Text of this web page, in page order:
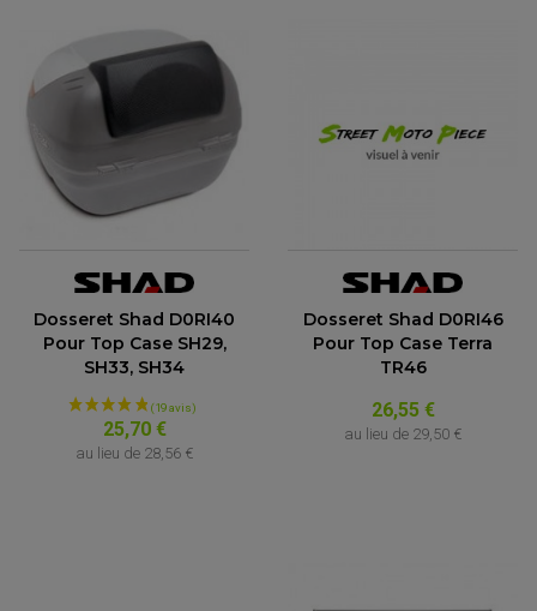
Dosseret Shad D0RI40
Pour Top Case SH29,
SH33, SH34
25,70 €
au lieu de 28,56 €
Dosseret Shad D0RI46
Pour Top Case Terra
TR46
26,55 €
au lieu de 29,50 €